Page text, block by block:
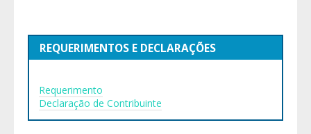
REQUERIMENTOS E DECLARAÇÕES
Requerimento
Declaração de Contribuinte